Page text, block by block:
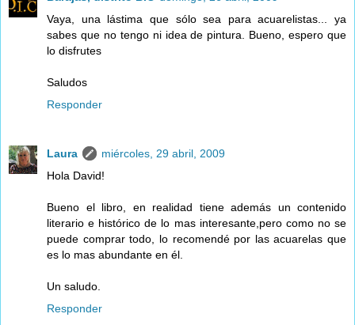
Vaya, una lástima que sólo sea para acuarelistas... ya
sabes que no tengo ni idea de pintura. Bueno, espero que
lo disfrutes
Saludos
Responder
Laura
miércoles, 29 abril, 2009
Hola David!
Bueno el libro, en realidad tiene además un contenido
literario e histórico de lo mas interesante,pero como no se
puede comprar todo, lo recomendé por las acuarelas que
es lo mas abundante en él.
Un saludo.
Responder